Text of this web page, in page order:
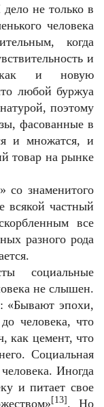
не только в
человека
когда
и
как и новую
любой буржуа
поэтому
фасованные в
и множатся, и
товар на рынке
со знаменитого
всякой частный
все
разного рода
социальные
не слышен.
«Бывают эпохи,
человека, что
как цемент, что
Социальная
Иногда
и питает свое
[13] . Но